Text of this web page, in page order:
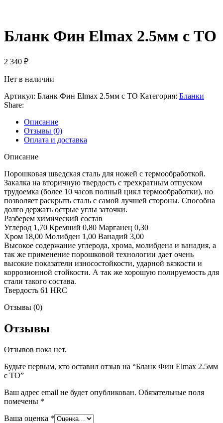
Бланк Фин Elmax 2.5мм с ТО
2 340 ₽
Нет в наличии
Артикул: Бланк Фин Elmax 2.5мм с ТО Категория: Бланки
Share:
Описание
Отзывы (0)
Оплата и доставка
Описание
Порошковая шведская сталь для ножей с термообработкой.
Закалка на вторичную твердость с трехкратным отпуском
трудоемка (более 10 часов полный цикл термообработки), но
позволяет раскрыть сталь с самой лучшей стороны. Способна
долго держать острые углы заточки.
Разберем химический состав
Углерод 1,70 Кремний 0,80 Марганец 0,30
Хром 18,00 Молибден 1,00 Ванадий 3,00
Высокое содержание углерода, хрома, молибдена и ванадия, а
так же применение порошковой технологии дает очень
высокие показатели износостойкости, ударной вязкости и
коррозионной стойкости. А так же хорошую полируемость для
стали такого состава.
Твердость 61 HRC
Отзывы (0)
Отзывы
Отзывов пока нет.
Будьте первым, кто оставил отзыв на “Бланк Фин Elmax 2.5мм
с ТО”
Ваш адрес email не будет опубликован. Обязательные поля
помечены *
Ваша оценка *